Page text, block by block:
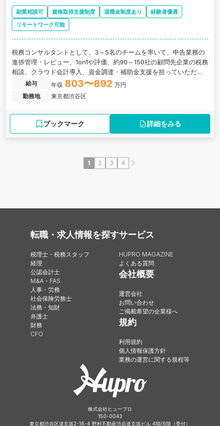
副業相談可 資格取得支援制度 退職金制度あり
経験者優遇
リモートワーク可能
税務コンサルタントとして、3～5名のチームを率いて、申告業務の
進捗管理・レビュー、1on1や評価、約90～150社の顧問先企業の税務
相談、クラウド会計導入、資金調達・補助金支援を担っていただき
ます。東京都渋谷区にある、freee導入実績全国1位のIT・ベンチャ
ー特化型会計事務所の求人です。
給与 年収 803〜892 万円
勤務地
東京都渋谷区
ブックマーク 詳細をみる
1 2 3 4
転職・求人情報を探す
税理士・税務スタッフ
経理
公認会計士
M&A・FAS
人事・労務
社会保険労務士
法務・知財
弁護士
財務
CFO
サービス
HUPRO MAGAZINE
よくある質問
会社概要
運営会社
お問い合わせ
ご掲載希望の企業様へ
規約
利用規約
個人情報保護方針
業務の運営に関する規程等
株式会社ヒュープロ
150-0043
東京都渋谷区道玄坂2-16-4 野村不動産渋谷道玄坂ビル 4階/6階（受付）